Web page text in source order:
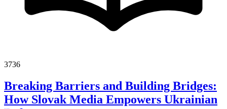
3736
Breaking Barriers and Building Bridges:
How Slovak Media Empowers Ukrainian